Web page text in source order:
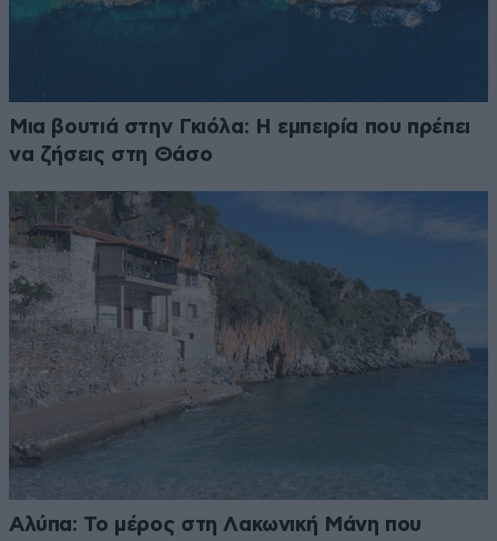
Μια βουτιά στην Γκιόλα: Η εμπειρία που πρέπει
να ζήσεις στη Θάσο
Αλύπα: Το μέρος στη Λακωνική Μάνη που